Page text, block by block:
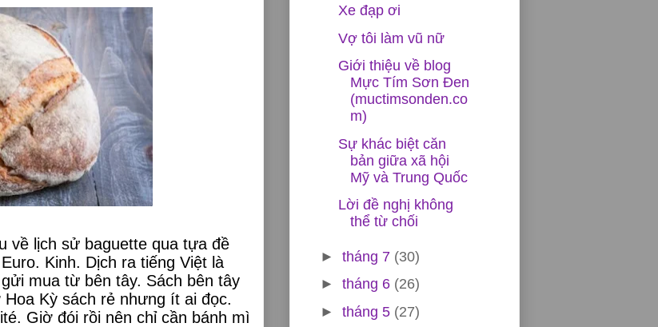
về lịch sử baguette qua tựa đề
Kinh. Dịch ra tiếng Việt là
mua từ bên tây. Sách bên tây
Kỳ sách rẻ nhưng ít ai đọc.
Giờ đói rồi nên chỉ cần bánh mì
Xe đạp ơi
Vợ tôi làm vũ nữ
Giới thiệu về blog
Mực Tím Sơn Đen
(muctimsonden.co
m)
Sự khác biệt căn
bản giữa xã hội
Mỹ và Trung Quốc
Lời đề nghị không
thể từ chối
► tháng 7 (30)
► tháng 6 (26)
► tháng 5 (27)